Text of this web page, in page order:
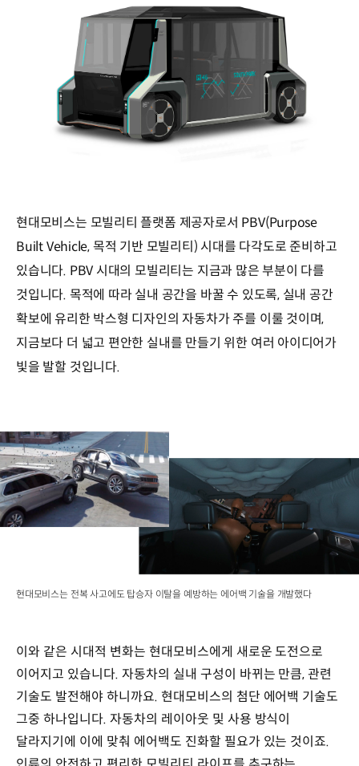
현대모비스는 모빌리티 플랫폼 제공자로서 PBV(Purpose
Built Vehicle, 목적 기반 모빌리티) 시대를 다각도로 준비하고
있습니다. PBV 시대의 모빌리티는 지금과 많은 부분이 다를
것입니다. 목적에 따라 실내 공간을 바꿀 수 있도록, 실내 공간
확보에 유리한 박스형 디자인의 자동차가 주를 이룰 것이며,
지금보다 더 넓고 편안한 실내를 만들기 위한 여러 아이디어가
빛을 발할 것입니다.
현대모비스는 전복 사고에도 탑승자 이탈을 예방하는 에어백 기술을 개발했다
이와 같은 시대적 변화는 현대모비스에게 새로운 도전으로
이어지고 있습니다. 자동차의 실내 구성이 바뀌는 만큼, 관련
기술도 발전해야 하니까요. 현대모비스의 첨단 에어백 기술도
그중 하나입니다. 자동차의 레이아웃 및 사용 방식이
달라지기에 이에 맞춰 에어백도 진화할 필요가 있는 것이죠.